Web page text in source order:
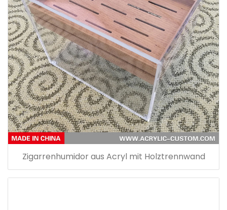
Zigarrenhumidor aus Acryl mit Holztrennwand